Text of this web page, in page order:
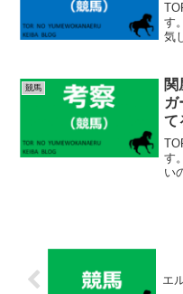
す
気
ロ
ン
競馬
ガ
て
す
い
エ